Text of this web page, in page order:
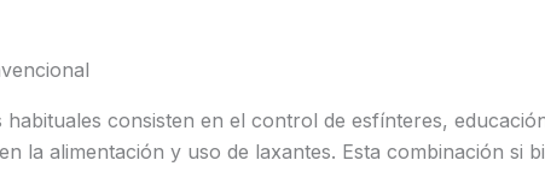
habituales consisten en el control de esfínteres,
la alimentación y uso de laxantes. Esta combinación si